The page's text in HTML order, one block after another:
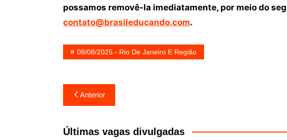
possamos removê-la imediatamente, por meio do
contato@brasileducando.com.
08/08/2025 - Rio De Janeiro E Região
Navegação
de
Post
Anterior
Últimas vagas divulgadas